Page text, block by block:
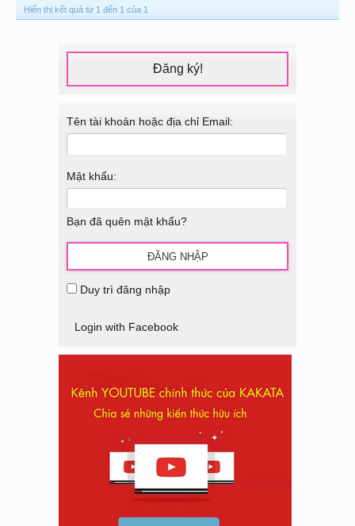
Hiển thị kết quả từ 1 đến 1 của 1
Đăng ký!
Tên tài khoản hoặc địa chỉ Email:
Mật khẩu:
Bạn đã quên mật khẩu?
Duy trì đăng nhập
Login with Facebook